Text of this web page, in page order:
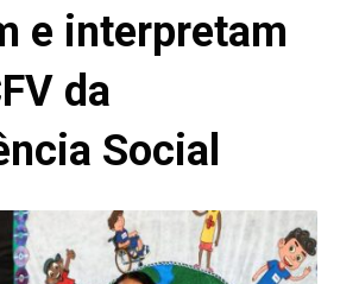
e interpretam
da
Social